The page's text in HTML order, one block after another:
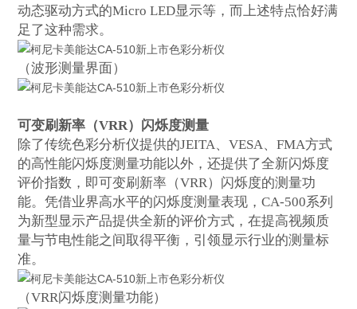
动态驱动方式的Micro LED显示等，而上述特点恰好满
足了这种需求。
（波形测量界面）
可变刷新率（VRR）闪烁度测量
除了传统色彩分析仪提供的JEITA、VESA、FMA方式
的高性能闪烁度测量功能以外，还提供了全新闪烁度
评价指数，即可变刷新率（VRR）闪烁度的测量功
能。凭借业界高水平的闪烁度测量表现，CA-500系列
为新型显示产品提供全新的评价方式，在提高视频质
量与节电性能之间取得平衡，引领显示行业的测量标
准。
（VRR闪烁度测量功能）